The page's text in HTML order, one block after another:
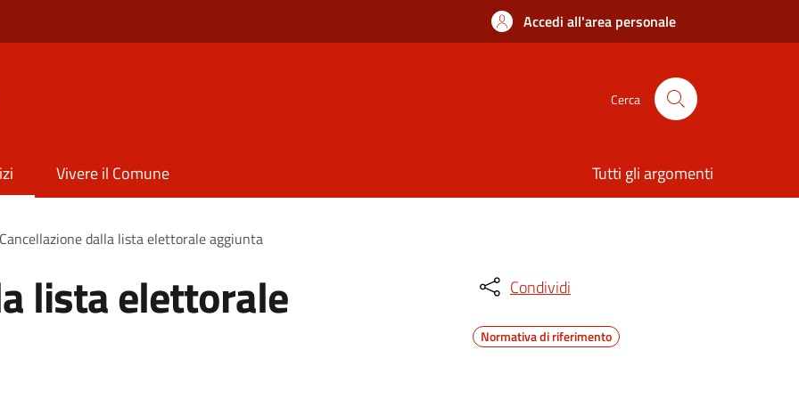
Accedi all'area personale
Cerca
Vivere il Comune Tutti gli argomenti
Cancellazione dalla lista elettorale aggiunta
lista elettorale Condividi
Normativa di riferimento